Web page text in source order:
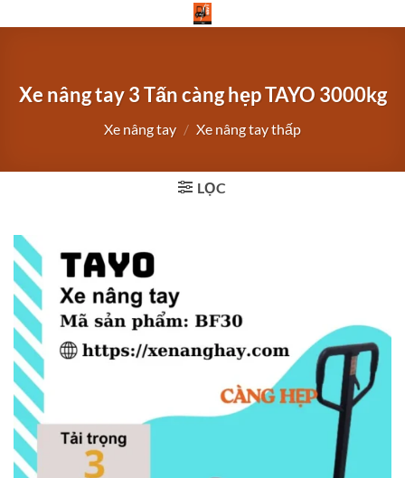
qua
Xe nâng tay 3 Tấn càng hẹp TAYO 3000kg
Xe nâng tay / Xe nâng tay thấp
LỌC